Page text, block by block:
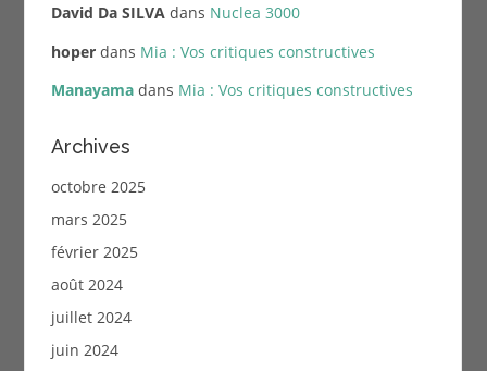
David Da SILVAdans Nuclea 3000
hoperdans Mia : Vos critiques constructives
Manayamadans Mia : Vos critiques constructives
Archives
octobre 2025
mars 2025
février 2025
août 2024
juillet 2024
juin 2024